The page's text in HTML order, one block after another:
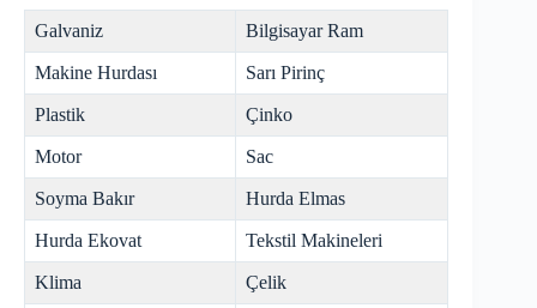
Galvaniz Bilgisayar Ram
Makine Hurdası Sarı Pirinç
Plastik Çinko
Motor Sac
Soyma Bakır Hurda Elmas
Hurda Ekovat Tekstil Makineleri
Klima Çelik